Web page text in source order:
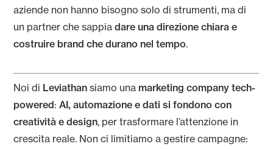
aziende non hanno bisogno solo di strumenti, ma di
un partner che sappiadare una direzione chiara e
costruire brand che durano nel tempo.
Noi di Leviathan siamo una marketing company tech-
powered:AI, automazione e dati si fondono con
creatività e design, per trasformare l’attenzione in
crescita reale. Non ci limitiamo a gestire campagne: